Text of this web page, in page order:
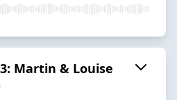
Martin & Louise